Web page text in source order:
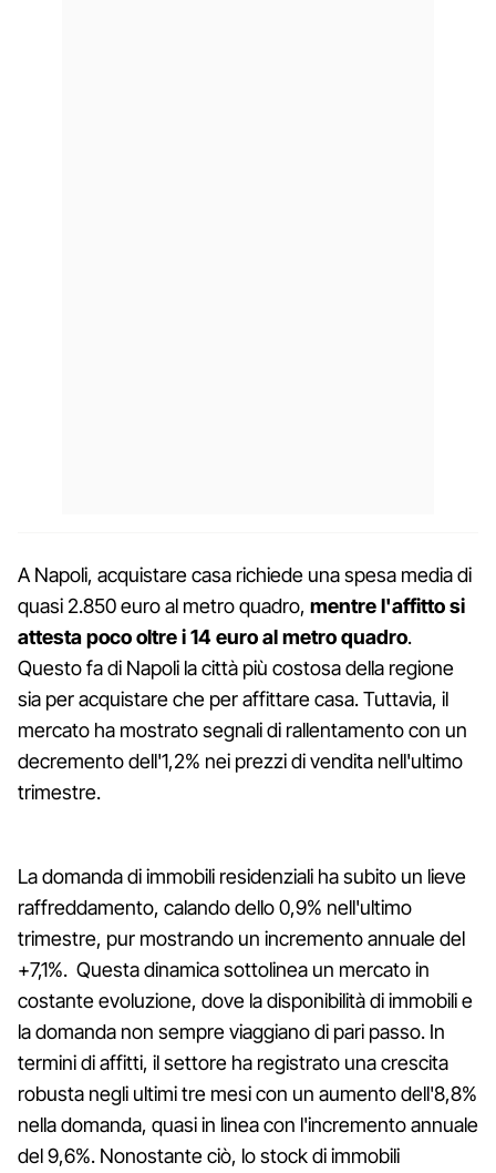
A Napoli, acquistare casa richiede una spesa media di
quasi 2.850 euro al metro quadro, mentre l'affitto si
attesta poco oltre i 14 euro al metro quadro.
Questo fa di Napoli la città più costosa della regione
sia per acquistare che per affittare casa. Tuttavia, il
mercato ha mostrato segnali di rallentamento con un
decremento dell'1,2% nei prezzi di vendita nell'ultimo
trimestre.
La domanda di immobili residenziali ha subito un lieve
raffreddamento, calando dello 0,9% nell'ultimo
trimestre, pur mostrando un incremento annuale del
+7,1%. Questa dinamica sottolinea un mercato in
costante evoluzione, dove la disponibilità di immobili e
la domanda non sempre viaggiano di pari passo. In
termini di affitti, il settore ha registrato una crescita
robusta negli ultimi tre mesi con un aumento dell'8,8%
nella domanda, quasi in linea con l'incremento annuale
del 9,6%. Nonostante ciò, lo stock di immobili